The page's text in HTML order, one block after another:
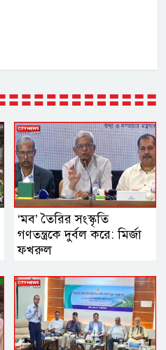
‘মব’ তৈরির সংস্কৃতি
গণতন্ত্রকে দুর্বল করে: মির্জা
ফখরুল